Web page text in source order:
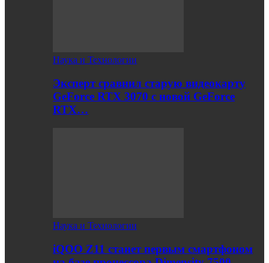
Наука и Технологии
Эксперт сравнил старую видеокарту
GeForce RTX 3070 с новой GeForce
RTX…
Наука и Технологии
iQOO Z11 станет первым смартфоном